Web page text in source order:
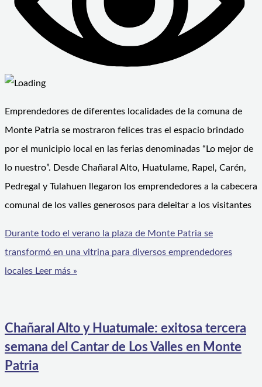
Emprendedores de diferentes localidades de la comuna de
Monte Patria se mostraron felices tras el espacio brindado
por el municipio local en las ferias denominadas “Lo mejor de
lo nuestro”. Desde Chañaral Alto, Huatulame, Rapel, Carén,
Pedregal y Tulahuen llegaron los emprendedores a la cabecera
comunal de los valles generosos para deleitar a los visitantes
Durante todo el verano la plaza de Monte Patria se
transformó en una vitrina para diversos emprendedores
locales Leer más »
Chañaral Alto y Huatumale: exitosa tercera
semana del Cantar de Los Valles en Monte
Patria